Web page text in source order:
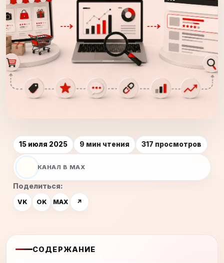
15 июля 2025 9 мин чтения 317 просмотров
КАНАЛ В MAX
Поделиться:
VK OK MAX ↗
СОДЕРЖАНИЕ